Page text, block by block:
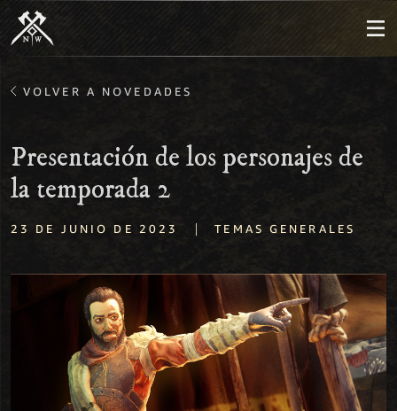
VOLVER A NOVEDADES
Presentación de los personajes de
la temporada 2
23 DE JUNIO DE 2023 | TEMAS GENERALES